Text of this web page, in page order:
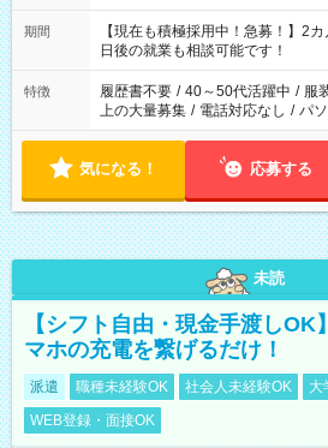
い」 「余裕を持って夕飯の準備が
たくない」 など、ご希望を教えてください
の方へ 今ご覧のお仕事で希望する
の勤務時間。 合計で週40時間を
期間
【現在も積極採用中！急募！】2
日後の就業も相談可能です！
特徴 履歴書不要 / 40～50代活躍中 / 服
上の大量募集 / 電話対応なし / パ
気になる！ 応募する
未読
【シフト自由・現金手渡し
マホの充電を繋げるだけ！
派遣 職種未経験OK 社会人未経験OK 大
WEB登録・面接OK